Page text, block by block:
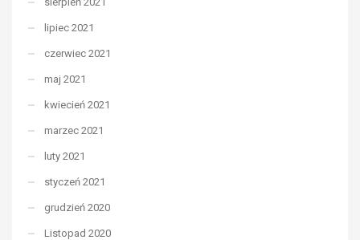
lipiec 2021
czerwiec 2021
maj 2021
kwiecień 2021
marzec 2021
luty 2021
styczeń 2021
grudzień 2020
Listopad 2020